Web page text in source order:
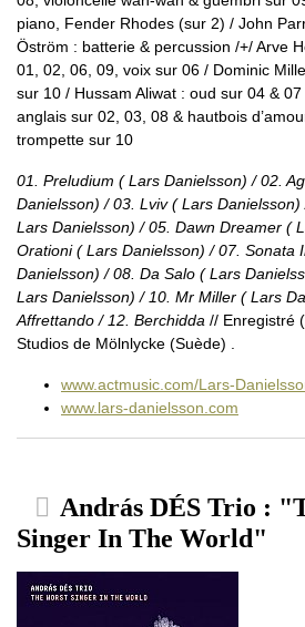
piano, Fender Rhodes (sur 2) / John
Öström : batterie & percussion /+/ Arve
01, 02, 06, 09, voix sur 06 / Dominic
sur 10 / Hussam Aliwat : oud sur 04 &
anglais sur 02, 03, 08 & hautbois
trompette sur 10
01. Preludium ( Lars Danielsson) / 02.
Danielsson) / 03. Lviv ( Lars
Lars Danielsson) / 05. Dawn Dreamer (
Orationi ( Lars Danielsson) / 07. Sonata
Danielsson) / 08. Da Salo ( Lars
Lars Danielsson) / 10. Mr Miller ( Lars
Affrettando / 12. Berchidda // Enregistré
Studios de Mölnlycke (Suède) .
www.actmusic.com/Lars-
www.lars-danielsson.com
András DÉS Trio :
Singer In The World"